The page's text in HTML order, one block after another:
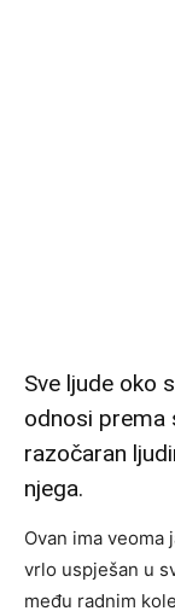
Sve ljude oko
odnosi prema
razočaran
njega.
Ovan ima
vrlo uspješan u
među radnim